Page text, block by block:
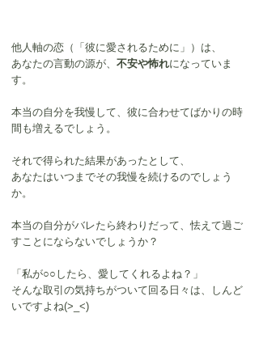
他人軸の恋（「彼に愛されるために」）は、
あなたの言動の源が、 不安や怖れになっていま
す。
本当の自分を我慢して、彼に合わせてばかりの時
間も増えるでしょう。
それで得られた結果があったとして、
あなたはいつまでその我慢を続けるのでしょう
か。
本当の自分がバレたら終わりだって、怯えて過ご
すことにならないでしょうか？
「私が○○したら、愛してくれるよね？」
そんな取引の気持ちがついて回る日々は、しんど
いですよね(>_<)